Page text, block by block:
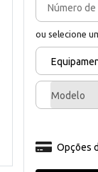
ou selecione
Modelo
Opções